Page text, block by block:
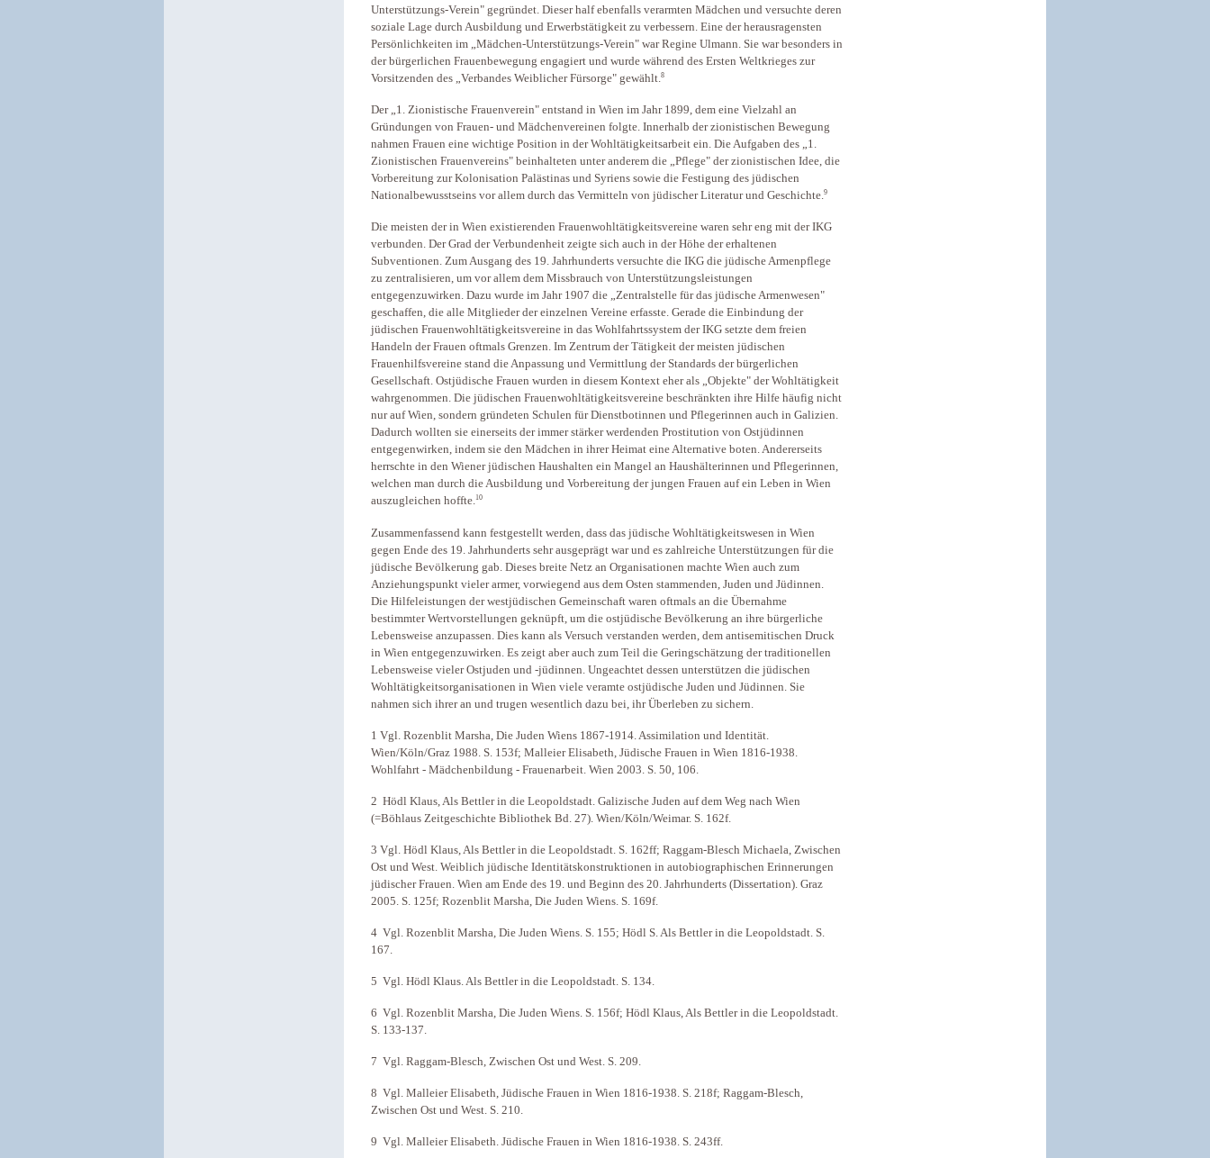
Unterstützungs-Verein" gegründet. Dieser half ebenfalls verarmten Mädchen und versuchte deren
soziale Lage durch Ausbildung und Erwerbstätigkeit zu verbessern. Eine der herausragensten
Persönlichkeiten im „Mädchen-Unterstützungs-Verein" war Regine Ulmann. Sie war besonders in
der bürgerlichen Frauenbewegung engagiert und wurde während des Ersten Weltkrieges zur
Vorsitzenden des „Verbandes Weiblicher Fürsorge" gewählt.8
Der „1. Zionistische Frauenverein" entstand in Wien im Jahr 1899, dem eine Vielzahl an
Gründungen von Frauen- und Mädchenvereinen folgte. Innerhalb der zionistischen Bewegung
nahmen Frauen eine wichtige Position in der Wohltätigkeitsarbeit ein. Die Aufgaben des „1.
Zionistischen Frauenvereins" beinhalteten unter anderem die „Pflege" der zionistischen Idee, die
Vorbereitung zur Kolonisation Palästinas und Syriens sowie die Festigung des jüdischen
Nationalbewusstseins vor allem durch das Vermitteln von jüdischer Literatur und Geschichte.9
Die meisten der in Wien existierenden Frauenwohltätigkeitsvereine waren sehr eng mit der IKG
verbunden. Der Grad der Verbundenheit zeigte sich auch in der Höhe der erhaltenen
Subventionen. Zum Ausgang des 19. Jahrhunderts versuchte die IKG die jüdische Armenpflege
zu zentralisieren, um vor allem dem Missbrauch von Unterstützungsleistungen
entgegenzuwirken. Dazu wurde im Jahr 1907 die „Zentralstelle für das jüdische Armenwesen"
geschaffen, die alle Mitglieder der einzelnen Vereine erfasste. Gerade die Einbindung der
jüdischen Frauenwohltätigkeitsvereine in das Wohlfahrtssystem der IKG setzte dem freien
Handeln der Frauen oftmals Grenzen. Im Zentrum der Tätigkeit der meisten jüdischen
Frauenhilfsvereine stand die Anpassung und Vermittlung der Standards der bürgerlichen
Gesellschaft. Ostjüdische Frauen wurden in diesem Kontext eher als „Objekte" der Wohltätigkeit
wahrgenommen. Die jüdischen Frauenwohltätigkeitsvereine beschränkten ihre Hilfe häufig nicht
nur auf Wien, sondern gründeten Schulen für Dienstbotinnen und Pflegerinnen auch in Galizien.
Dadurch wollten sie einerseits der immer stärker werdenden Prostitution von Ostjüdinnen
entgegenwirken, indem sie den Mädchen in ihrer Heimat eine Alternative boten. Andererseits
herrschte in den Wiener jüdischen Haushalten ein Mangel an Haushälterinnen und Pflegerinnen,
welchen man durch die Ausbildung und Vorbereitung der jungen Frauen auf ein Leben in Wien
auszugleichen hoffte.10
Zusammenfassend kann festgestellt werden, dass das jüdische Wohltätigkeitswesen in Wien
gegen Ende des 19. Jahrhunderts sehr ausgeprägt war und es zahlreiche Unterstützungen für die
jüdische Bevölkerung gab. Dieses breite Netz an Organisationen machte Wien auch zum
Anziehungspunkt vieler armer, vorwiegend aus dem Osten stammenden, Juden und Jüdinnen.
Die Hilfeleistungen der westjüdischen Gemeinschaft waren oftmals an die Übernahme
bestimmter Wertvorstellungen geknüpft, um die ostjüdische Bevölkerung an ihre bürgerliche
Lebensweise anzupassen. Dies kann als Versuch verstanden werden, dem antisemitischen Druck
in Wien entgegenzuwirken. Es zeigt aber auch zum Teil die Geringschätzung der traditionellen
Lebensweise vieler Ostjuden und -jüdinnen. Ungeachtet dessen unterstützen die jüdischen
Wohltätigkeitsorganisationen in Wien viele veramte ostjüdische Juden und Jüdinnen. Sie
nahmen sich ihrer an und trugen wesentlich dazu bei, ihr Überleben zu sichern.
1 Vgl. Rozenblit Marsha, Die Juden Wiens 1867-1914. Assimilation und Identität.
Wien/Köln/Graz 1988. S. 153f; Malleier Elisabeth, Jüdische Frauen in Wien 1816-1938.
Wohlfahrt - Mädchenbildung - Frauenarbeit. Wien 2003. S. 50, 106.
2 Hödl Klaus, Als Bettler in die Leopoldstadt. Galizische Juden auf dem Weg nach Wien
(=Böhlaus Zeitgeschichte Bibliothek Bd. 27). Wien/Köln/Weimar. S. 162f.
3 Vgl. Hödl Klaus, Als Bettler in die Leopoldstadt. S. 162ff; Raggam-Blesch Michaela, Zwischen
Ost und West. Weiblich jüdische Identitätskonstruktionen in autobiographischen Erinnerungen
jüdischer Frauen. Wien am Ende des 19. und Beginn des 20. Jahrhunderts (Dissertation). Graz
2005. S. 125f; Rozenblit Marsha, Die Juden Wiens. S. 169f.
4 Vgl. Rozenblit Marsha, Die Juden Wiens. S. 155; Hödl S. Als Bettler in die Leopoldstadt. S.
167.
5 Vgl. Hödl Klaus. Als Bettler in die Leopoldstadt. S. 134.
6 Vgl. Rozenblit Marsha, Die Juden Wiens. S. 156f; Hödl Klaus, Als Bettler in die Leopoldstadt.
S. 133-137.
7 Vgl. Raggam-Blesch, Zwischen Ost und West. S. 209.
8 Vgl. Malleier Elisabeth, Jüdische Frauen in Wien 1816-1938. S. 218f; Raggam-Blesch,
Zwischen Ost und West. S. 210.
9 Vgl. Malleier Elisabeth. Jüdische Frauen in Wien 1816-1938. S. 243ff.